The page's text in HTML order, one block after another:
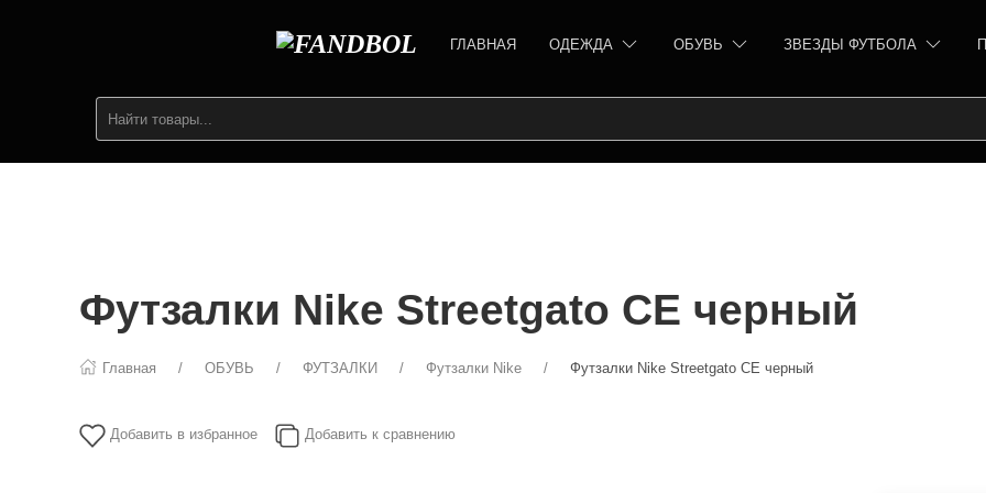
ГЛАВНАЯ ОДЕЖДА ОБУВЬ ЗВЕЗДЫ ФУТБОЛА
Футзалки Nike Streetgato CE черный
Главная ОБУВЬ ФУТЗАЛКИ Футзалки Nike Футзалки Nike Streetgato CE черный
Добавить в избранное Добавить к сравнению